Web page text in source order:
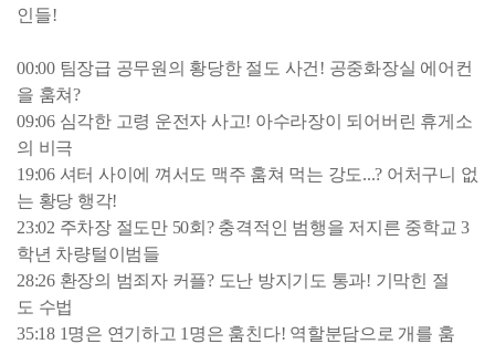
인들!
00:00 팀장급 공무원의 황당한 절도 사건! 공중화장실 에어컨
을 훔쳐?
09:06 심각한 고령 운전자 사고! 아수라장이 되어버린 휴게소
의 비극
19:06 셔터 사이에 껴서도 맥주 훔쳐 먹는 강도...? 어처구니 없
는 황당 행각!
23:02 주차장 절도만 50회? 충격적인 범행을 저지른 중학교 3
학년 차량털이범들
28:26 환장의 범죄자 커플? 도난 방지기도 통과! 기막힌 절
도 수법
35:18 1명은 연기하고 1명은 훔친다! 역할분담으로 개를 훔